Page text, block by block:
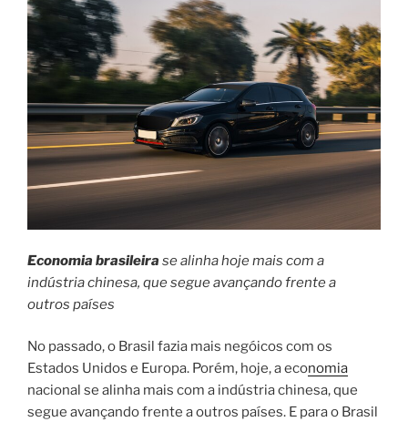
Economia brasileira se alinha hoje mais com a
indústria chinesa, que segue avançando frente a
outros países
No passado, o Brasil fazia mais negóicos com os
Estados Unidos e Europa. Porém, hoje, a economia
nacional se alinha mais com a indústria chinesa, que
segue avançando frente a outros países. E para o Brasil